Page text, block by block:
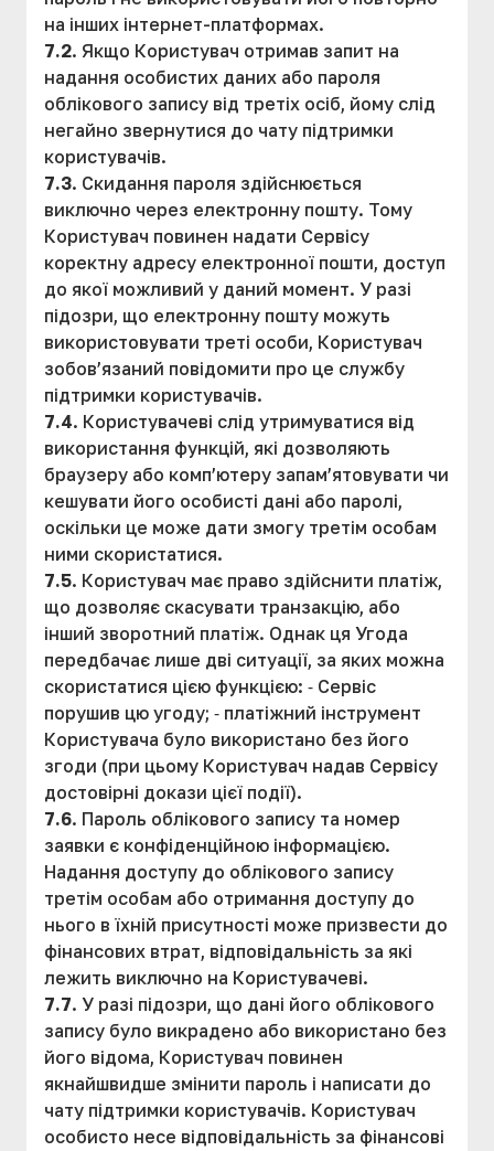
на інших інтернет-платформах.
7.2. Якщо Користувач отримав запит на
надання особистих даних або пароля
облікового запису від третіх осіб, йому слід
негайно звернутися до чату підтримки
користувачів.
7.3. Скидання пароля здійснюється
виключно через електронну пошту. Тому
Користувач повинен надати Сервісу
коректну адресу електронної пошти, доступ
до якої можливий у даний момент. У разі
підозри, що електронну пошту можуть
використовувати треті особи, Користувач
зобов’язаний повідомити про це службу
підтримки користувачів.
7.4. Користувачеві слід утримуватися від
використання функцій, які дозволяють
браузеру або комп’ютеру запам’ятовувати чи
кешувати його особисті дані або паролі,
оскільки це може дати змогу третім особам
ними скористатися.
7.5. Користувач має право здійснити платіж,
що дозволяє скасувати транзакцію, або
інший зворотний платіж. Однак ця Угода
передбачає лише дві ситуації, за яких можна
скористатися цією функцією: ⁃ Сервіс
порушив цю угоду; ⁃ платіжний інструмент
Користувача було використано без його
згоди (при цьому Користувач надав Сервісу
достовірні докази цієї події).
7.6. Пароль облікового запису та номер
заявки є конфіденційною інформацією.
Надання доступу до облікового запису
третім особам або отримання доступу до
нього в їхній присутності може призвести до
фінансових втрат, відповідальність за які
лежить виключно на Користувачеві.
7.7. У разі підозри, що дані його облікового
запису було викрадено або використано без
його відома, Користувач повинен
якнайшвидше змінити пароль і написати до
чату підтримки користувачів. Користувач
особисто несе відповідальність за фінансові